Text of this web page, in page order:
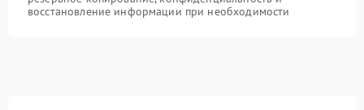
восстановление информации при необходимости